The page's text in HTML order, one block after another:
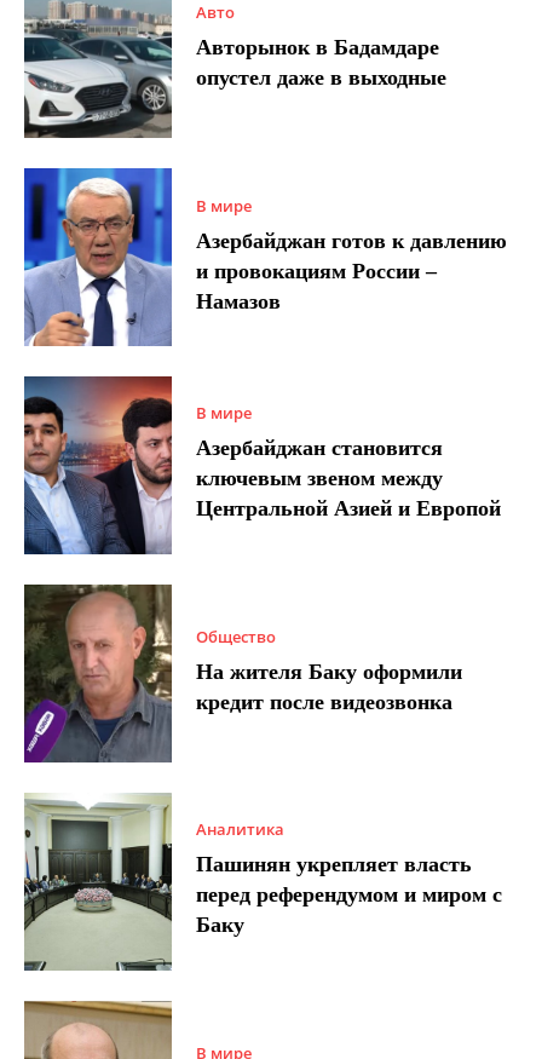
Авто
Авторынок в Бадамдаре
опустел даже в выходные
В мире
Азербайджан готов к давлению
и провокациям России –
Намазов
В мире
Азербайджан становится
ключевым звеном между
Центральной Азией и Европой
Общество
На жителя Баку оформили
кредит после видеозвонка
Аналитика
Пашинян укрепляет власть
перед референдумом и миром с
Баку
В мире